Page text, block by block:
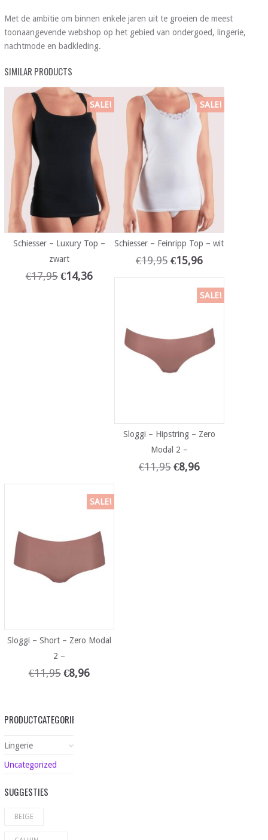
Met de ambitie om binnen enkele jaren uit te groeien de meest
toonaangevende webshop op het gebied van ondergoed, lingerie,
nachtmode en badkleding.
SIMILAR PRODUCTS
SALE!
Schiesser – Luxury Top –
zwart
€17,95 €14,36
SALE!
Schiesser – Feinripp Top – wit
€19,95 €15,96
SALE!
Sloggi – Hipstring – Zero
Modal 2 –
€11,95 €8,96
SALE!
Sloggi – Short – Zero Modal
2 –
€11,95 €8,96
PRODUCTCATEGORIEËN
Lingerie
Uncategorized
SUGGESTIES
BEIGE